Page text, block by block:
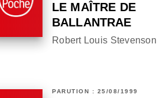
LE MAÎTRE DE
BALLANTRAE
Robert Louis Stevenson
PARUTION : 25/08/1999